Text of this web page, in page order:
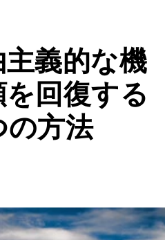
義的な機
回復する
の方法